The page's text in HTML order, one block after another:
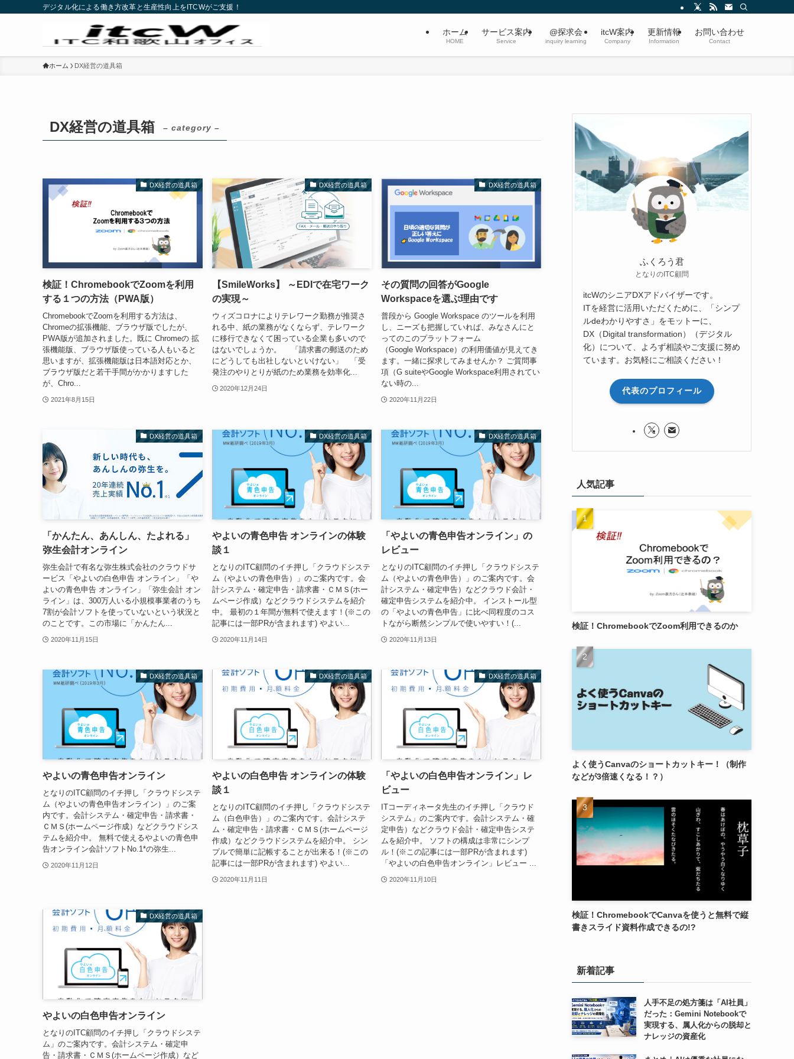
デジタル化による働き方改革と生産性向上をITCWがご支援！
ホーム
HOME
サービス案内
Service
@探求会
inquiry learning
itcW案内
Company
更新情報
Information
お問い合わせ
Contact
ホーム DX経営の道具箱
DX経営の道具箱 – category –
DX経営の道具箱
検証！ChromebookでZoomを利用
する１つの方法（PWA版）
ChromebookでZoomを利用する方法は、
Chromeの拡張機能、ブラウザ版でしたが、
PWA版が追加されました。既に Chromeの 拡
張機能版、ブラウザ版使っている人もいると
思いますが、拡張機能版は日本語対応とか、
ブラウザ版だと若干手間がかかりますした
が、Chro...
2021年8月15日
DX経営の道具箱
【SmileWorks】 ～EDIで在宅ワーク
の実現～
ウィズコロナによりテレワーク勤務が推奨さ
れる中、紙の業務がなくならず、テレワーク
に移行できなくて困っている企業も多いので
はないでしょうか。 「請求書の郵送のため
にどうしても出社しないといけない」 「受
発注のやりとりが紙のため業務を効率化...
2020年12月24日
DX経営の道具箱
その質問の回答がGoogle
Workspaceを選ぶ理由です
普段から Google Workspace のツールを利用
し、ニーズも把握していれば、みなさんにと
ってのこのプラットフォーム
（Google Workspace）の利用価値が見えてき
ます。一緒に探求してみませんか？ ご質問事
項（G suiteやGoogle Workspace利用されてい
ない時の...
2020年11月22日
DX経営の道具箱
「かんたん、あんしん、たよれる」
弥生会計オンライン
弥生会計で有名な弥生株式会社のクラウドサ
ービス「やよいの白色申告 オンライン」「や
よいの青色申告 オンライン」「弥生会計 オン
ライン」は、300万人いる小規模事業者のうち
7割が会計ソフトを使っていないという状況と
のことです。この市場に「かんたん...
2020年11月15日
DX経営の道具箱
やよいの青色申告 オンラインの体験
談１
となりのITC顧問のイチ押し「クラウドシステ
ム（やよいの青色申告）」のご案内です。会
計システム・確定申告・請求書・ＣＭＳ(ホー
ムページ作成）などクラウドシステムを紹介
中。 最初の１年間が無料で使えます！(※この
記事には一部PRが含まれます) やよい...
2020年11月14日
DX経営の道具箱
「やよいの青色申告オンライン」の
レビュー
となりのITC顧問のイチ押し「クラウドシステ
ム（やよいの青色申告）」のご案内です。会
計システム・確定申告）などクラウド会計・
確定申告システムを紹介中。 インストール型
の「やよいの青色申告」に比べ同程度のコス
トながら断然シンプルで使いやすい！(...
2020年11月13日
DX経営の道具箱
やよいの青色申告オンライン
となりのITC顧問のイチ押し「クラウドシステ
ム（やよいの青色申告オンライン）」のご案
内です。会計システム・確定申告・請求書・
ＣＭＳ(ホームページ作成）などクラウドシス
テムを紹介中。 無料で使えるやよいの青色申
告オンライン会計ソフトNo.1*の弥生...
2020年11月12日
DX経営の道具箱
やよいの白色申告 オンラインの体験
談１
となりのITC顧問のイチ押し「クラウドシステ
ム（白色申告）」のご案内です。会計システ
ム・確定申告・請求書・ＣＭＳ(ホームページ
作成）などクラウドシステムを紹介中。 シン
プルで簡単に記帳することが出来る！(※この
記事には一部PRが含まれます) やよい...
2020年11月11日
DX経営の道具箱
「やよいの白色申告オンライン」レ
ビュー
ITコーディネータ先生のイチ押し「クラウド
システム」のご案内です。会計システム・確
定申告）などクラウド会計・確定申告システ
ムを紹介中。 ソフトの構成は非常にシンプ
ル！(※この記事には一部PRが含まれます)
「やよいの白色申告オンライン」レビュー ...
2020年11月10日
DX経営の道具箱
やよいの白色申告オンライン
となりのITC顧問のイチ押し「クラウドシステ
ム」のご案内です。会計システム・確定申
告・請求書・ＣＭＳ(ホームページ作成）など
ふくろう君
となりのITC顧問
itcWのシニアDXアドバイザーです。
ITを経営に活用いただくために、「シンプ
ルdeわかりやすさ」をモットーに、
DX（Digital transformation）（デジタル
化）について、よろず相談やご支援に努め
ています。お気軽にご相談ください！
代表のプロフィール
人気記事
検証！ChromebookでZoom利用できるのか
よく使うCanvaのショートカットキー！（制作
などが3倍速くなる！？）
検証！ChromebookでCanvaを使うと無料で縦
書きスライド資料作成できるの!?
新着記事
人手不足の処方箋は「AI社員」
だった：Gemini Notebookで
実現する、属人化からの脱却と
ナレッジの資産化